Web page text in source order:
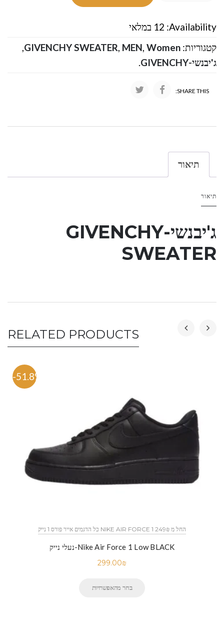
Availability: 12 במלאי
קטגוריות:
GIVENCHY SWEATER, MEN, Women
,
ג'יבנשי-GIVENCHY
.
SHARE THIS:
תיאור
תיאור
ג'יבנשי-GIVENCHY
SWEATER
RELATED PRODUCTS
-51.8%
כל הדגמים אייר פורס 1 נייק NIKE AIR FORCE 1 החל מ 249₪
נעלי נייק-Nike Air Force 1 Low BLACK
299.00₪
בחר מהאפשרויות